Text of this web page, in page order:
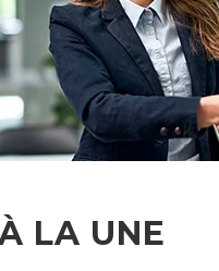
LA UNE